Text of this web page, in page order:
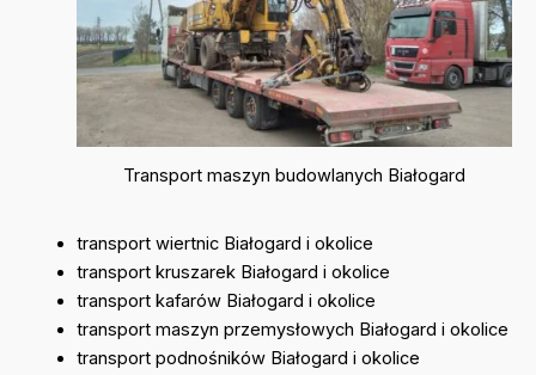
Transport maszyn budowlanych Białogard
transport wiertnic Białogard i okolice
transport kruszarek Białogard i okolice
transport kafarów Białogard i okolice
transport maszyn przemysłowych Białogard i okolice
transport podnośników Białogard i okolice